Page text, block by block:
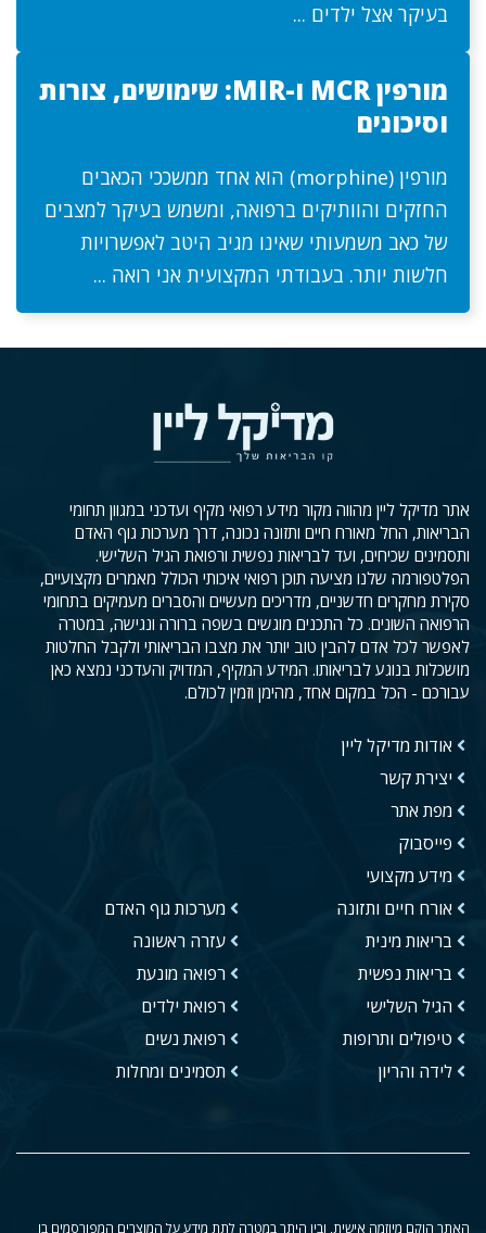
בעיקר אצל ילדים ...
מורפין MCR ו-MIR: שימושים, צורות
וסיכונים
מורפין (morphine) הוא אחד ממשככי הכאבים
החזקים והוותיקים ברפואה, ומשמש בעיקר למצבים
של כאב משמעותי שאינו מגיב היטב לאפשרויות
חלשות יותר. בעבודתי המקצועית אני רואה ...
אתר מדיקל ליין מהווה מקור מידע רפואי מקיף ועדכני במגוון תחומי
הבריאות, החל מאורח חיים ותזונה נכונה, דרך מערכות גוף האדם
ותסמינים שכיחים, ועד לבריאות נפשית ורפואת הגיל השלישי.
הפלטפורמה שלנו מציעה תוכן רפואי איכותי הכולל מאמרים מקצועיים,
סקירת מחקרים חדשניים, מדריכים מעשיים והסברים מעמיקים בתחומי
הרפואה השונים. כל התכנים מוגשים בשפה ברורה ונגישה, במטרה
לאפשר לכל אדם להבין טוב יותר את מצבו הבריאותי ולקבל החלטות
מושכלות בנוגע לבריאותו. המידע המקיף, המדויק והעדכני נמצא כאן
עבורכם - הכל במקום אחד, מהימן וזמין לכולם.
אודות מדיקל ליין
יצירת קשר
מפת אתר
פייסבוק
מידע מקצועי
אורח חיים ותזונה
בריאות מינית
בריאות נפשית
הגיל השלישי
טיפולים ותרופות
לידה והריון
מערכות גוף האדם
עזרה ראשונה
רפואה מונעת
רפואת ילדים
רפואת נשים
תסמינים ומחלות
האתר הוקם מיוזמה אישית, ובין היתר במטרה לתת מידע על המוצרים המפורסמים בו